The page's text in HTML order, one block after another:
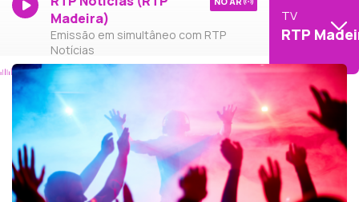
Madeira)
Emissão em simultâneo com RTP
Notícias
TV
RTP